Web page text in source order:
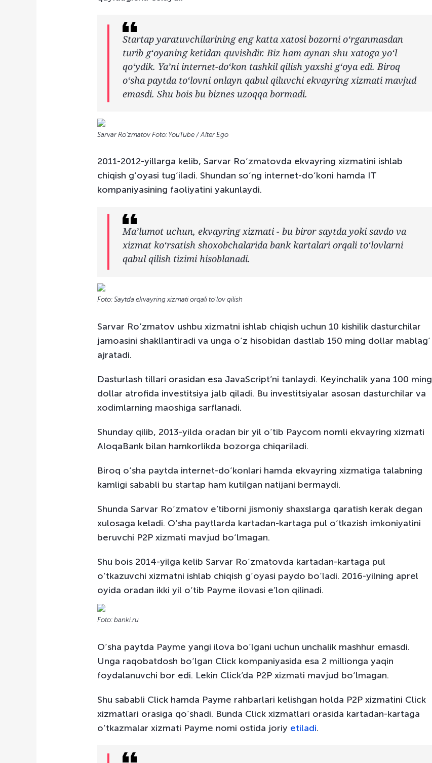
Startap yaratuvchilarining eng katta xatosi bozorni o‘rganmasdan
turib g‘oyaning ketidan quvishdir. Biz ham aynan shu xatoga yo‘l
qo‘ydik. Ya’ni internet-do‘kon tashkil qilish yaxshi g‘oya edi. Biroq
o‘sha paytda to‘lovni onlayn qabul qiluvchi ekvayring xizmati mavjud
emasdi. Shu bois bu biznes uzoqqa bormadi.
Sarvar Ro'zmatov Foto: YouTube / Alter Ego
2011-2012-yillarga kelib, Sarvar Ro‘zmatovda ekvayring xizmatini ishlab
chiqish g‘oyasi tug‘iladi. Shundan so‘ng internet-do‘koni hamda IT
kompaniyasining faoliyatini yakunlaydi.
Ma’lumot uchun, ekvayring xizmati - bu biror saytda yoki savdo va
xizmat ko‘rsatish shoxobchalarida bank kartalari orqali to‘lovlarni
qabul qilish tizimi hisoblanadi.
Foto: Saytda ekvayring xizmati orqali to'lov qilish
Sarvar Ro‘zmatov ushbu xizmatni ishlab chiqish uchun 10 kishilik dasturchilar
jamoasini shakllantiradi va unga o‘z hisobidan dastlab 150 ming dollar mablag‘
ajratadi.
Dasturlash tillari orasidan esa JavaScript’ni tanlaydi. Keyinchalik yana 100 ming
dollar atrofida investitsiya jalb qiladi. Bu investitsiyalar asosan dasturchilar va
xodimlarning maoshiga sarflanadi.
Shunday qilib, 2013-yilda oradan bir yil o‘tib Paycom nomli ekvayring xizmati
AloqaBank bilan hamkorlikda bozorga chiqariladi.
Biroq o‘sha paytda internet-do‘konlari hamda ekvayring xizmatiga talabning
kamligi sababli bu startap ham kutilgan natijani bermaydi.
Shunda Sarvar Ro‘zmatov e’tiborni jismoniy shaxslarga qaratish kerak degan
xulosaga keladi. O‘sha paytlarda kartadan-kartaga pul o‘tkazish imkoniyatini
beruvchi P2P xizmati mavjud bo‘lmagan.
Shu bois 2014-yilga kelib Sarvar Ro‘zmatovda kartadan-kartaga pul
o‘tkazuvchi xizmatni ishlab chiqish g‘oyasi paydo bo‘ladi. 2016-yilning aprel
oyida oradan ikki yil o‘tib Payme ilovasi e’lon qilinadi.
Foto: banki.ru
O‘sha paytda Payme yangi ilova bo‘lgani uchun unchalik mashhur emasdi.
Unga raqobatdosh bo‘lgan Click kompaniyasida esa 2 millionga yaqin
foydalanuvchi bor edi. Lekin Click’da P2P xizmati mavjud bo‘lmagan.
Shu sababli Click hamda Payme rahbarlari kelishgan holda P2P xizmatini Click
xizmatlari orasiga qo‘shadi. Bunda Click xizmatlari orasida kartadan-kartaga
o‘tkazmalar xizmati Payme nomi ostida joriy etiladi.